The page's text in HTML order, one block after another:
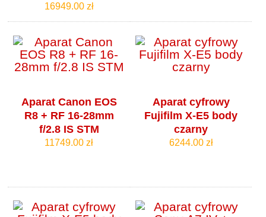
16949.00 zł
Aparat Canon EOS
R8 + RF 16-28mm
f/2.8 IS STM
11749.00 zł
Aparat cyfrowy
Fujifilm X-E5 body
czarny
6244.00 zł